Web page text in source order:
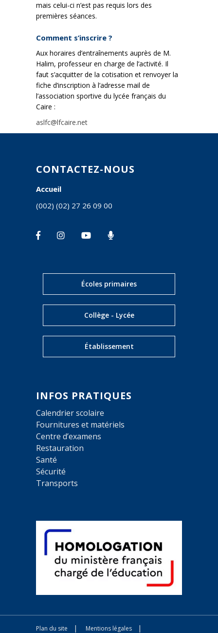
mais celui-ci n’est pas requis lors des
premières séances.
Comment s’inscrire ?
Aux horaires d’entraînements auprès de M.
Halim, professeur en charge de l’activité. Il
faut s’acquitter de la cotisation et renvoyer la
fiche d’inscription à l’adresse mail de
l’association sportive du lycée français du
Caire :
aslfc@lfcaire.net
CONTACTEZ-NOUS
Accueil
(002) (02) 27 26 09 00
Écoles primaires
Collège - Lycée
Établissement
INFOS PRATIQUES
Calendrier scolaire
Fournitures et matériels
Centre d’examens
Restauration
Santé
Sécurité
Transports
Plan du site Mentions légales